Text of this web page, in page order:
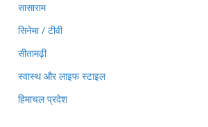
सासाराम
सिनेमा / टीवी
सीतामढ़ी
स्वास्थ और लाइफ स्टाइल
हिमाचल प्रदेश